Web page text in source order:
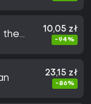
the
10,05 zł
-94%
23,15 zł
-86%